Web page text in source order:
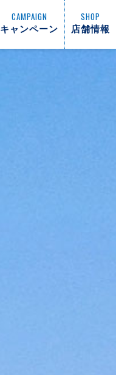
CAMPAIGN
キャンペーン
SHOP
店舗情報